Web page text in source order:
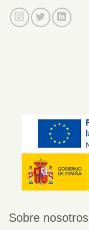
Sobre nosotros